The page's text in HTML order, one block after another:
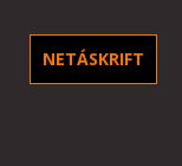
NETÁSKRIFT